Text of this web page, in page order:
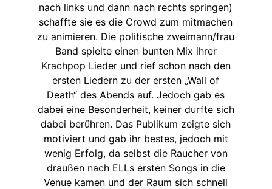
nach links und dann nach rechts springen)
schaffte sie es die Crowd zum mitmachen
zu animieren. Die politische zweimann/frau
Band spielte einen bunten Mix ihrer
Krachpop Lieder und rief schon nach den
ersten Liedern zu der ersten „Wall of
Death“ des Abends auf. Jedoch gab es
dabei eine Besonderheit, keiner durfte sich
dabei berühren. Das Publikum zeigte sich
motiviert und gab ihr bestes, jedoch mit
wenig Erfolg, da selbst die Raucher von
draußen nach ELLs ersten Songs in die
Venue kamen und der Raum sich schnell